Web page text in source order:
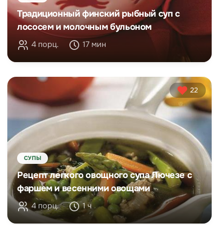
Традиционный финский рыбный суп с
лососем и молочным бульоном
4 порц. 17 мин
22
СУПЫ
Рецепт легкого овощного супа Лючезе с
фаршем и весенними овощами
4 порц. 1 ч